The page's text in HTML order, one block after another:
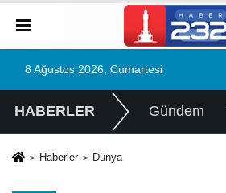
8 Ağustos 2026, Cumartesi
HABERLER Gündem
Haberler Dünya